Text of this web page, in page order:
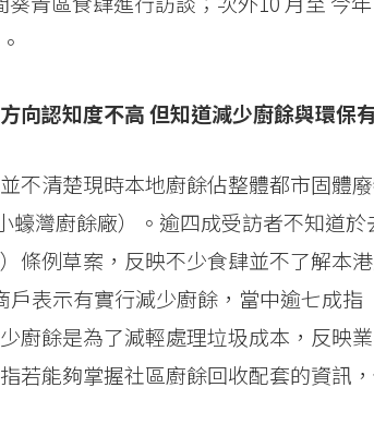
向認知度不高 但知道減少廚餘與環保
不清楚現時本地廚餘佔整體都市固體
灣廚餘廠）。逾四成受訪者不知道
條例草案，反映不少食肆並不了解本
表示有實行減少廚餘，當中逾七成指
廚餘是為了減輕處理垃圾成本，反映
若能夠掌握社區廚餘回收配套的資訊